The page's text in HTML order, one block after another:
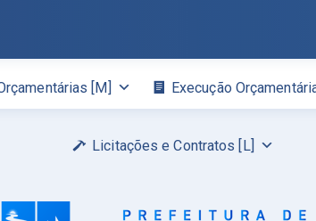
[M] Execução
Licitações e Contratos [L]